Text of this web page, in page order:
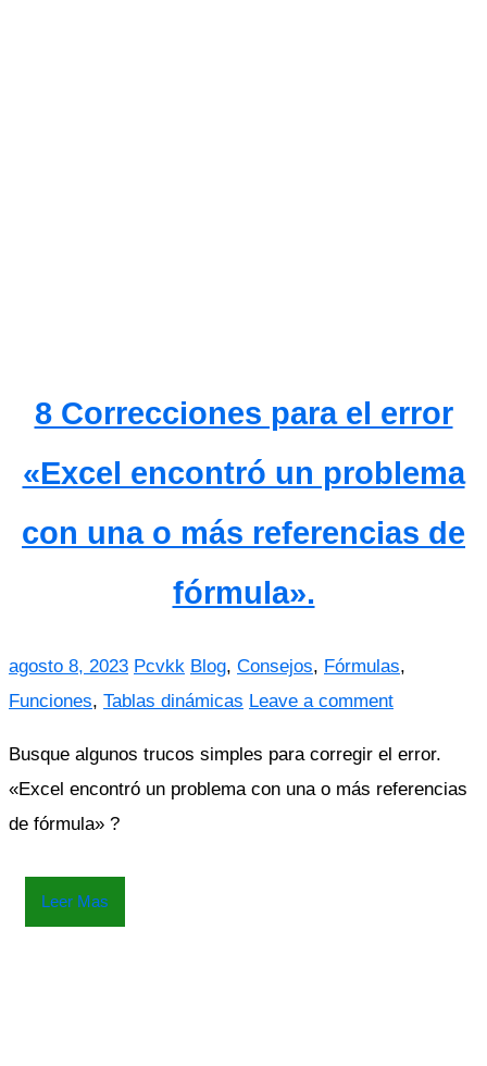
8 Correcciones para el error
«Excel encontró un problema
con una o más referencias de
fórmula».
agosto 8, 2023 Pcvkk Blog, Consejos, Fórmulas,
Funciones, Tablas dinámicas Leave a comment
Busque algunos trucos simples para corregir el error.
«Excel encontró un problema con una o más referencias
de fórmula» ?
Leer Mas